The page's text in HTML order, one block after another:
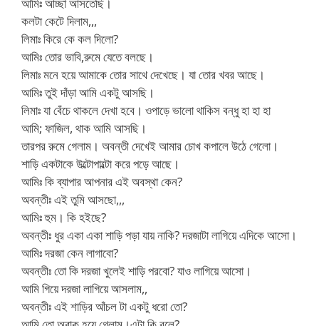
কলটা কেটে দিলাম,,,
লিমাঃ কিরে কে কল দিলো?
আমিঃ তোর ভাবি,রুমে যেতে বলছে।
লিমাঃ মনে হয়ে আমাকে তোর সাথে দেখেছে। যা তোর খবর আছে।
আমিঃ তুই দাঁড়া আমি একটু আসছি।
লিমাঃ যা বেঁচে থাকলে দেখা হবে। ওপাড়ে ভালো থাকিস বন্ধু হা হা হা
আমি; ফাজিল, থাক আমি আসছি।
তারপর রুমে গেলাম। অবন্তী দেখেই আমার চোখ কপালে উঠে গেলো।
শাড়ি একটাকে উল্টোপাল্টো করে পড়ে আছে।
আমিঃ কি ব্যাপার আপনার এই অবস্থা কেন?
অবন্তীঃ এই তুমি আসছো,,,
আমিঃ হুম। কি হইছে?
অবন্তীঃ ধুর একা একা শাড়ি পড়া যায় নাকি? দরজাটা লাগিয়ে এদিকে আসো।
আমিঃ দরজা কেন লাগাবো?
অবন্তীঃ তো কি দরজা খুলেই শাড়ি পরবো? যাও লাগিয়ে আসো।
আমি গিয়ে দরজা লাগিয়ে আসলাম,,
অবন্তীঃ এই শাড়ির আঁচল টা একটু ধরো তো?